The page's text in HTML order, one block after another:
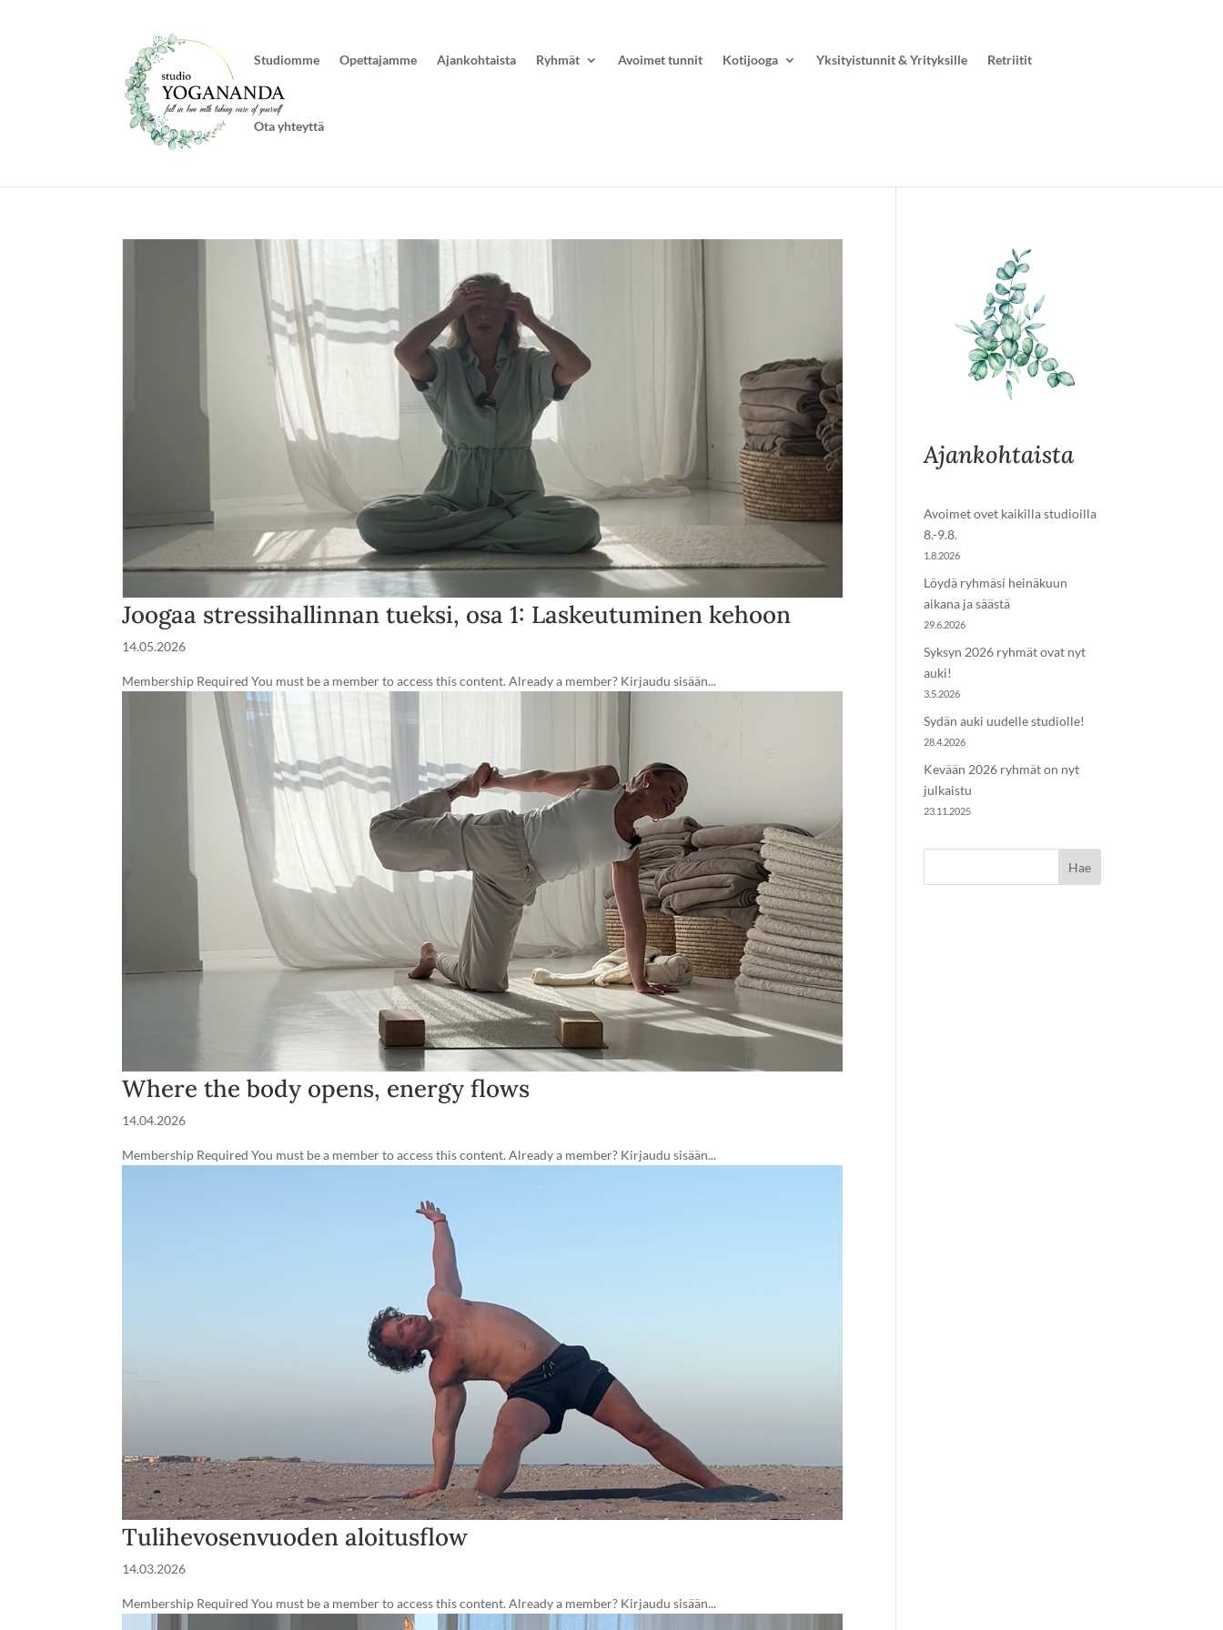
Studiomme Opettajamme Ajankohtaista Ryhmät Avoimet tunnit Kotijooga Yksityistunnit & Yrityksille Retriitit
Ota yhteyttä
Joogaa stressihallinnan tueksi, osa 1: Laskeutuminen kehoon
14.05.2026
Membership Required You must be a member to access this content. Already a member? Kirjaudu sisään...
Where the body opens, energy flows
14.04.2026
Membership Required You must be a member to access this content. Already a member? Kirjaudu sisään...
Tulihevosenvuoden aloitusflow
14.03.2026
Membership Required You must be a member to access this content. Already a member? Kirjaudu sisään...
Ajankohtaista
Avoimet ovet kaikilla studioilla
8.-9.8.
1.8.2026
Löydä ryhmäsi heinäkuun
aikana ja säästä
29.6.2026
Syksyn 2026 ryhmät ovat nyt
auki!
3.5.2026
Sydän auki uudelle studiolle!
28.4.2026
Kevään 2026 ryhmät on nyt
julkaistu
23.11.2025